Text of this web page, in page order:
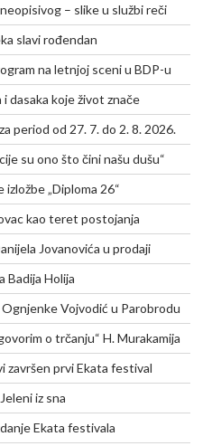
– slike u službi reči
slavi rođendan
na letnjoj sceni u BDP-u
dasaka koje život znače
period od 27. 7. do 2. 8. 2026.
su ono što čini našu dušu“
„Diploma 26“
kao teret postojanja
Jovanovića u prodaji
Badija Holija
Vojvodić u Parobrodu
o trčanju“ H. Murakamija
završen prvi Ekata festival
iz sna
Ekata festivala